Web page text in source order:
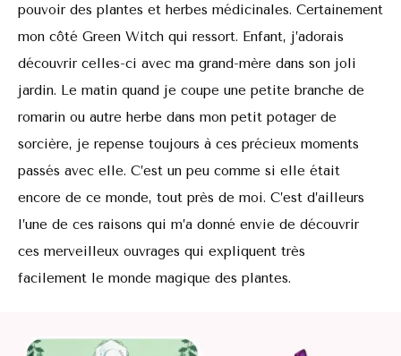
pouvoir des plantes et herbes médicinales. Certainement
mon côté Green Witch qui ressort. Enfant, j’adorais
découvrir celles-ci avec ma grand-mère dans son joli
jardin. Le matin quand je coupe une petite branche de
romarin ou autre herbe dans mon petit potager de
sorcière, je repense toujours à ces précieux moments
passés avec elle. C’est un peu comme si elle était
encore de ce monde, tout près de moi. C’est d’ailleurs
l’une de ces raisons qui m’a donné envie de découvrir
ces merveilleux ouvrages qui expliquent très
facilement le monde magique des plantes.